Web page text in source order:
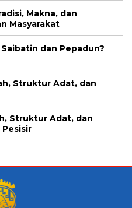
Makna, dan
Masyarakat
dan Pepadun?
Struktur Adat, dan
Struktur Adat, dan